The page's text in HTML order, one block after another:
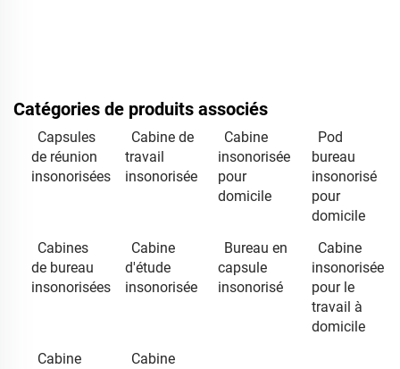
Catégories de produits associés
Capsules
de réunion
insonorisées
Cabine de
travail
insonorisée
Cabine
insonorisée
pour
domicile
Pod
bureau
insonorisé
pour
domicile
Cabines
de bureau
insonorisées
Cabine
d'étude
insonorisée
Bureau en
capsule
insonorisé
Cabine
insonorisée
pour le
travail à
domicile
Cabine
Cabine